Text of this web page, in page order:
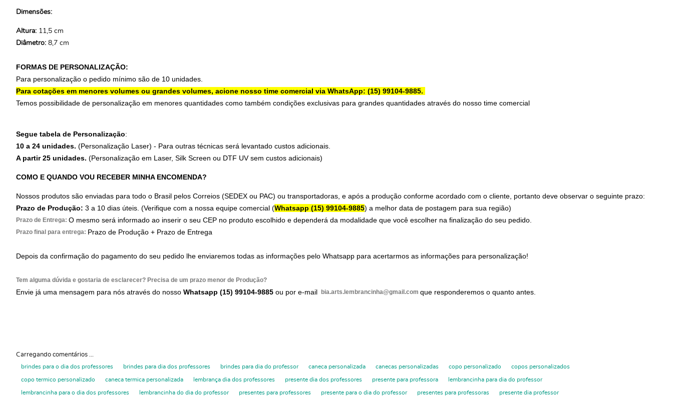
Dimensões:
Altura: 11,5 cm
Diâmetro: 8,7 cm
FORMAS DE PERSONALIZAÇÃO:
Para personalização o pedido mínimo são de 10 unidades.
Para cotações em menores volumes ou grandes volumes, acione nosso time comercial via WhatsApp: (15) 99104-9885.
Temos possibilidade de personalização em menores quantidades como também condições exclusivas para grandes quantidades através do nosso time comercial
Segue tabela de Personalização:
10 a 24 unidades. (Personalização Laser) - Para outras técnicas será levantado custos adicionais.
A partir 25 unidades. (Personalização em Laser, Silk Screen ou DTF UV sem custos adicionais)
COMO E QUANDO VOU RECEBER MINHA ENCOMENDA?
Nossos produtos são enviadas para todo o Brasil pelos Correios (SEDEX ou PAC) ou transportadoras, e após a produção conforme acordado com o cliente, portanto deve observar o seguinte prazo:
Prazo de Produção: 3 a 10 dias úteis. (Verifique com a nossa equipe comercial (Whatsapp (15) 99104-9885) a melhor data de postagem para sua região)
Prazo de Entrega: O mesmo será informado ao inserir o seu CEP no produto escolhido e dependerá da modalidade que você escolher na finalização do seu pedido.
Prazo final para entrega: Prazo de Produção + Prazo de Entrega
Depois da confirmação do pagamento do seu pedido lhe enviaremos todas as informações pelo Whatsapp para acertarmos as informações para personalização!
Tem alguma dúvida e gostaria de esclarecer? Precisa de um prazo menor de Produção?
Envie já uma mensagem para nós através do nosso Whatsapp (15) 99104-9885 ou por e-mail bia.arts.lembrancinha@gmail.com que responderemos o quanto antes.
Carregando comentários ...
brindes para o dia dos professores brindes para dia dos professores brindes para dia do professor caneca personalizada canecas personalizadas copo personalizado copos personalizados
copo termico personalizado caneca termica personalizada lembrança dia dos professores presente dia dos professores presente para professora lembrancinha para dia do professor
lembrancinha para o dia dos professores lembrancinha do dia do professor presentes para professores presente para o dia do professor presentes para professoras presente dia professor